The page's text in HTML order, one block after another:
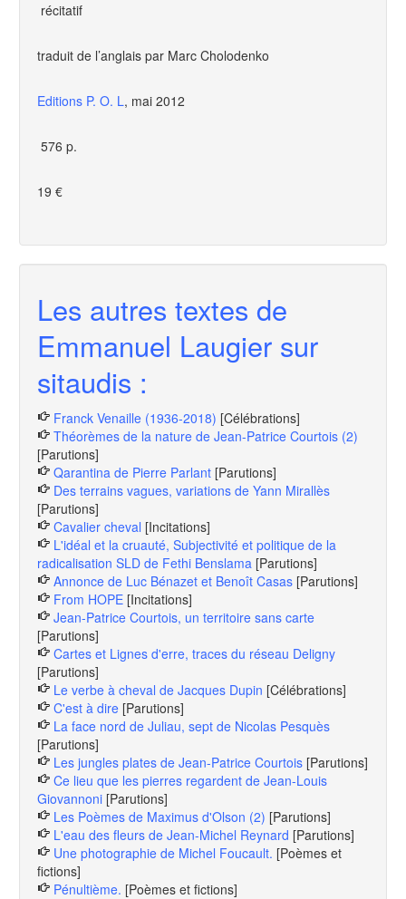
récitatif
traduit de l’anglais par Marc Cholodenko
Editions P. O. L, mai 2012
576 p.
19 €
Les autres textes de
Emmanuel Laugier sur
sitaudis :
Franck Venaille (1936-2018) [Célébrations]
Théorèmes de la nature de Jean-Patrice Courtois (2)
[Parutions]
Qarantina de Pierre Parlant [Parutions]
Des terrains vagues, variations de Yann Mirallès
[Parutions]
Cavalier cheval [Incitations]
L'idéal et la cruauté, Subjectivité et politique de la
radicalisation SLD de Fethi Benslama [Parutions]
Annonce de Luc Bénazet et Benoît Casas [Parutions]
From HOPE [Incitations]
Jean-Patrice Courtois, un territoire sans carte
[Parutions]
Cartes et Lignes d'erre, traces du réseau Deligny
[Parutions]
Le verbe à cheval de Jacques Dupin [Célébrations]
C'est à dire [Parutions]
La face nord de Juliau, sept de Nicolas Pesquès
[Parutions]
Les jungles plates de Jean-Patrice Courtois [Parutions]
Ce lieu que les pierres regardent de Jean-Louis
Giovannoni [Parutions]
Les Poèmes de Maximus d'Olson (2) [Parutions]
L'eau des fleurs de Jean-Michel Reynard [Parutions]
Une photographie de Michel Foucault. [Poèmes et
fictions]
Pénultième. [Poèmes et fictions]